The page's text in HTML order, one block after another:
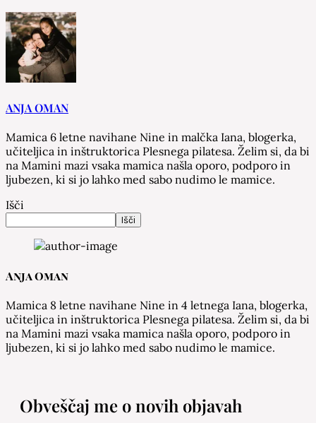
ANJA OMAN
Mamica 6 letne navihane Nine in malčka Iana, blogerka,
učiteljica in inštruktorica Plesnega pilatesa. Želim si, da bi
na Mamini mazi vsaka mamica našla oporo, podporo in
ljubezen, ki si jo lahko med sabo nudimo le mamice.
Išči
Išči
Anja Oman
Mamica 8 letne navihane Nine in 4 letnega Iana, blogerka,
učiteljica in inštruktorica Plesnega pilatesa. Želim si, da bi
na Mamini mazi vsaka mamica našla oporo, podporo in
ljubezen, ki si jo lahko med sabo nudimo le mamice.
Obveščaj me o novih objavah